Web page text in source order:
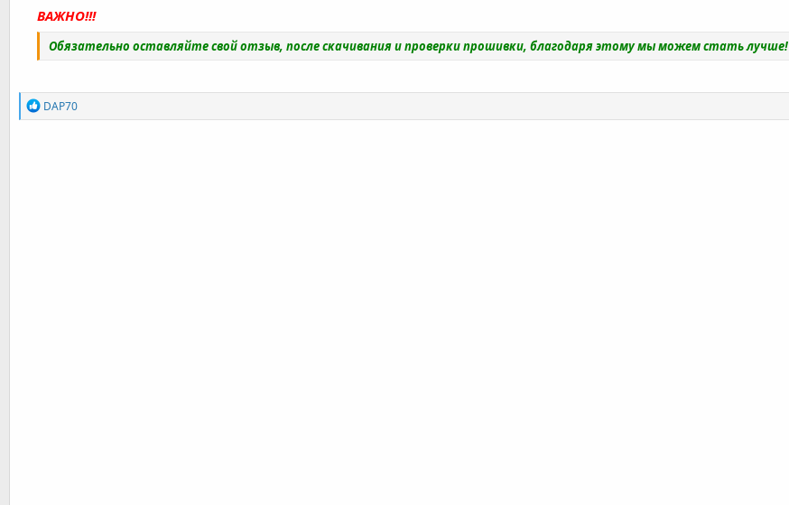
ВАЖНО!!!
Обязательно оставляйте свой отзыв, после скачивания и проверки прошивки, благодаря этому мы можем стать лучше!
Р
е
DAP70